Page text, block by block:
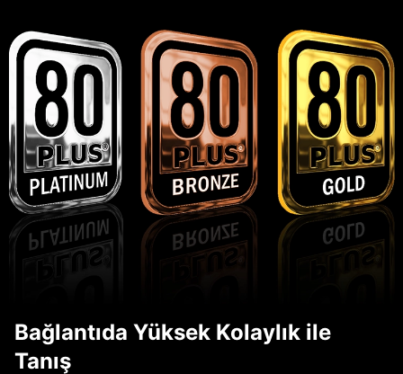
Bağlantıda Yüksek Kolaylık ile
Tanış